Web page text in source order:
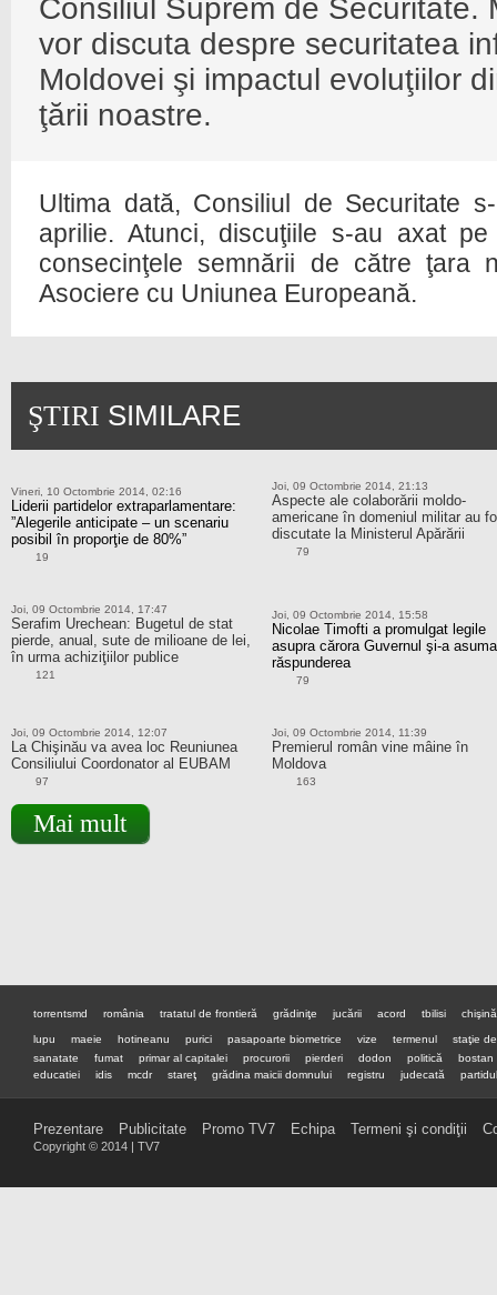
Consiliul Suprem de Securitate.
vor discuta despre securitatea
Moldovei şi impactul evoluţiilor
ţării noastre.
Ultima dată, Consiliul de Securitate
aprilie. Atunci, discuţiile s-au axat
consecinţele semnării de către ţara
Asociere cu Uniunea Europeană.
ŞTIRI SIMILARE
Vineri, 10 Octombrie 2014, 02:16
Liderii partidelor extraparlamentare:
”Alegerile anticipate – un scenariu
posibil în proporţie de 80%”
19
Joi, 09 Octombrie 2014, 21:13
Aspecte ale colaborării moldo-
americane în domeniul militar au
discutate la Ministerul Apărării
79
Joi, 09 Octombrie 2014, 17:47
Serafim Urechean: Bugetul de stat
pierde, anual, sute de milioane de lei,
în urma achiziţiilor publice
121
Joi, 09 Octombrie 2014, 15:58
Nicolae Timofti a promulgat legile
asupra cărora Guvernul şi-a
răspunderea
79
Joi, 09 Octombrie 2014, 12:07
La Chişinău va avea loc Reuniunea
Consiliului Coordonator al EUBAM
97
Joi, 09 Octombrie 2014, 11:39
Premierul român vine mâine în
Moldova
163
Mai mult
torrentsmd românia tratatul de frontieră grădiniţe jucării acord tbilisi
lupu maeie hotineanu purici pasapoarte biometrice vize termenul
staţie
sanatate
fumat primar al capitalei procurorii pierderi dodon politică
bostan
educatiei
idis mcdr stareţ grădina maicii domnului registru judecată
Prezentare Publicitate Promo TV7 Echipa Termeni şi condiţii
Copyright © 2014 | TV7